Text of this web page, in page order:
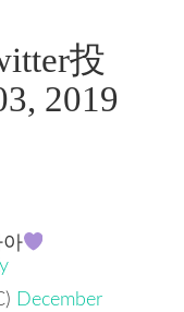
投
2019
아
December